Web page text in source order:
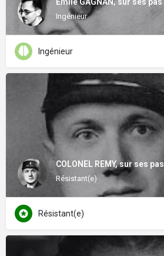
Ingénieur
Ingénieur
COLONEL REMY, sur ses pas
Résistant(e)
Résistant(e)